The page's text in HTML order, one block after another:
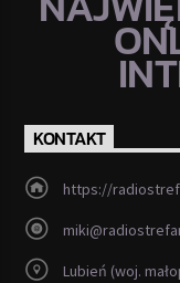
KONTAKT
https://
Lubień (woj.